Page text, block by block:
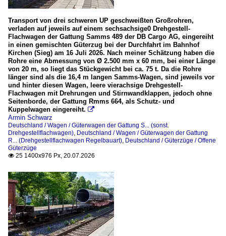
Deutschland
Bahndienstfahrzeuge
Gleisbohrrammen, Gleisbagger
Schienentransport, Be- und Entladung
Wagen
Detailaufnahmen
Drehgestelle
Dieselloks
BR 218 (V 164)
BR 277 (MaK G 1700 BB)
E-Loks
2015
2016
2017
2018
2019
2020
2020
2021
2022
2023
2025
2026
Transport von drei schweren UP geschweißten Großrohren,
verladen auf jeweils auf einem sechsachsige0 Drehgestell-
Flachwagen der Gattung Samms 489 der DB Cargo AG, eingereiht
in einen gemischten Güterzug bei der Durchfahrt im Bahnhof
Kirchen (Sieg) am 16 Juli 2026. Nach meiner Schätzung haben die
Rohre eine Abmessung von Ø 2.500 mm x 60 mm, bei einer Länge
von 20 m, so liegt das Stückgewicht bei ca. 75 t. Da die Rohre
länger sind als die 16,4 m langen Samms-Wagen, sind jeweils vor
und hinter diesen Wagen, leere vierachsige Drehgestell-
Flachwagen mit Drehrungen und Stirnwandklappen, jedoch ohne
Seitenborde, der Gattung Rmms 664, als Schutz- und
Kuppelwagen eingereiht. 
Armin Schwarz
Deutschland / Wagen / Güterwagen der Gattung S... (sonst.
Drehgestellflachwagen), Deutschland / Wagen / Güterwagen der Gattung
R... (Drehgestellflachwagen Regelbauart), Deutschland / Güterzüge / Offene
Güterzüge
 25 1400x976 Px, 20.07.2026